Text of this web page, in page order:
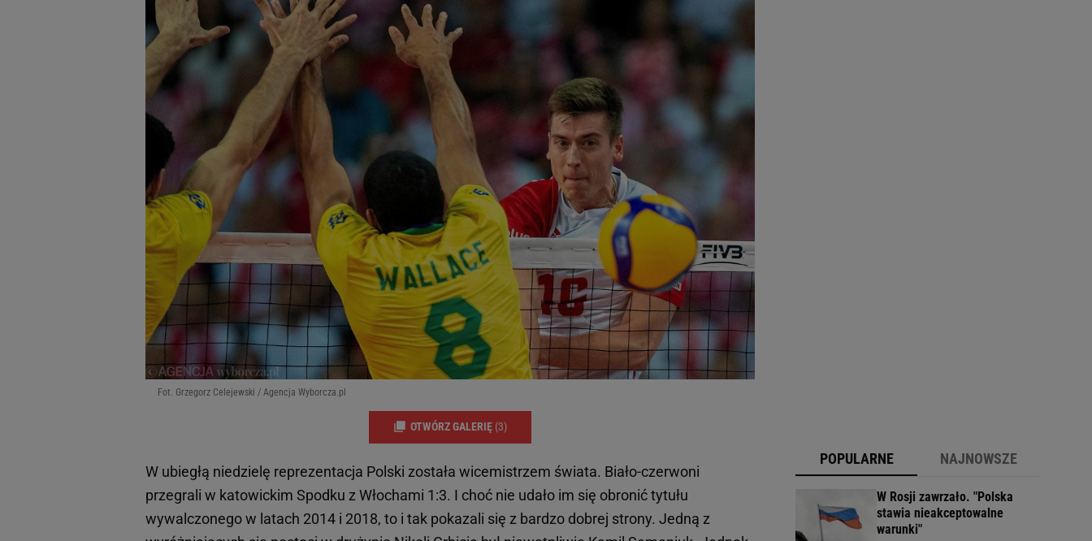
Fot. Grzegorz Celejewski / Agencja Wyborcza.pl
OTWÓRZ GALERIĘ (3)
W ubiegłą niedzielę reprezentacja Polski została wicemistrzem świata. Biało-czerwoni
przegrali w katowickim Spodku z Włochami 1:3. I choć nie udało im się obronić tytułu
wywalczonego w latach 2014 i 2018, to i tak pokazali się z bardzo dobrej strony. Jedną z
POPULARNE NAJNOWSZE
W Rosji zawrzało. "Polska
stawia nieakceptowalne
warunki"